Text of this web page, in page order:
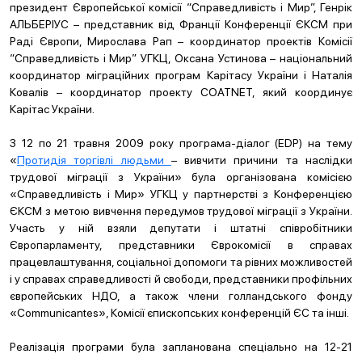
президент Європейської комісії “Справедливість і Мир”, Генрік
АЛЬБЕРІУС – представник від Франції Конференції ЄКСМ при
Раді Європи, Мирослава Рап – координатор проектів Комісії
“Справедливість і Мир” УГКЦ, Оксана Устинова – національний
координатор міграційних програм Карітасу України і Наталія
Ковалів – координатор проекту СОATNET, який координує
Карітас України.
З 12 по 21 травня 2009 року програма-діалог (EDP) на тему
«Протидія торгівлі людьми – вивчити причини та наслідки
трудової міграції з України» була організована комісією
«Справедливість і Мир» УГКЦ у партнерстві з Конференцією
ЄКСМ з метою вивчення передумов трудової міграції з України.
Участь у ній взяли депутати і штатні співробітники
Європарламенту, представники Єврокомісії в справах
працевлаштування, соціальної допомоги та рівних можливостей
і у справах справедливості й свободи, представники профільних
європейських НДО, а також члени голландського фонду
«Communicantes», Комісії єпископських конференцій ЄС та інші.
Реалізація програми була запланована спеціально на 12-21